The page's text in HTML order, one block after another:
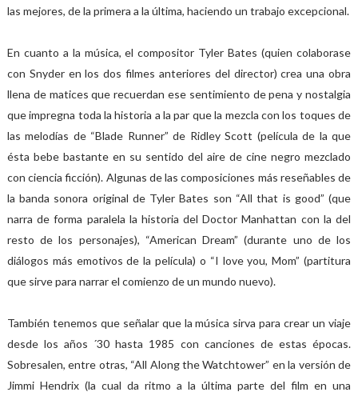
las mejores, de la primera a la última, haciendo un trabajo excepcional.
En cuanto a la música, el compositor Tyler Bates (quien colaborase
con Snyder en los dos filmes anteriores del director) crea una obra
llena de matices que recuerdan ese sentimiento de pena y nostalgia
que impregna toda la historia a la par que la mezcla con los toques de
las melodías de “Blade Runner” de Ridley Scott (película de la que
ésta bebe bastante en su sentido del aire de cine negro mezclado
con ciencia ficción). Algunas de las composiciones más reseñables de
la banda sonora original de Tyler Bates son “All that is good” (que
narra de forma paralela la historia del Doctor Manhattan con la del
resto de los personajes), “American Dream” (durante uno de los
diálogos más emotivos de la película) o “I love you, Mom” (partitura
que sirve para narrar el comienzo de un mundo nuevo).
También tenemos que señalar que la música sirva para crear un viaje
desde los años ´30 hasta 1985 con canciones de estas épocas.
Sobresalen, entre otras, “All Along the Watchtower” en la versión de
Jimmi Hendrix (la cual da ritmo a la última parte del film en una